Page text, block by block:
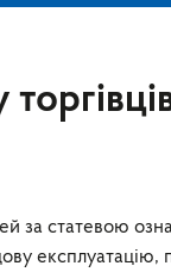
за статевою